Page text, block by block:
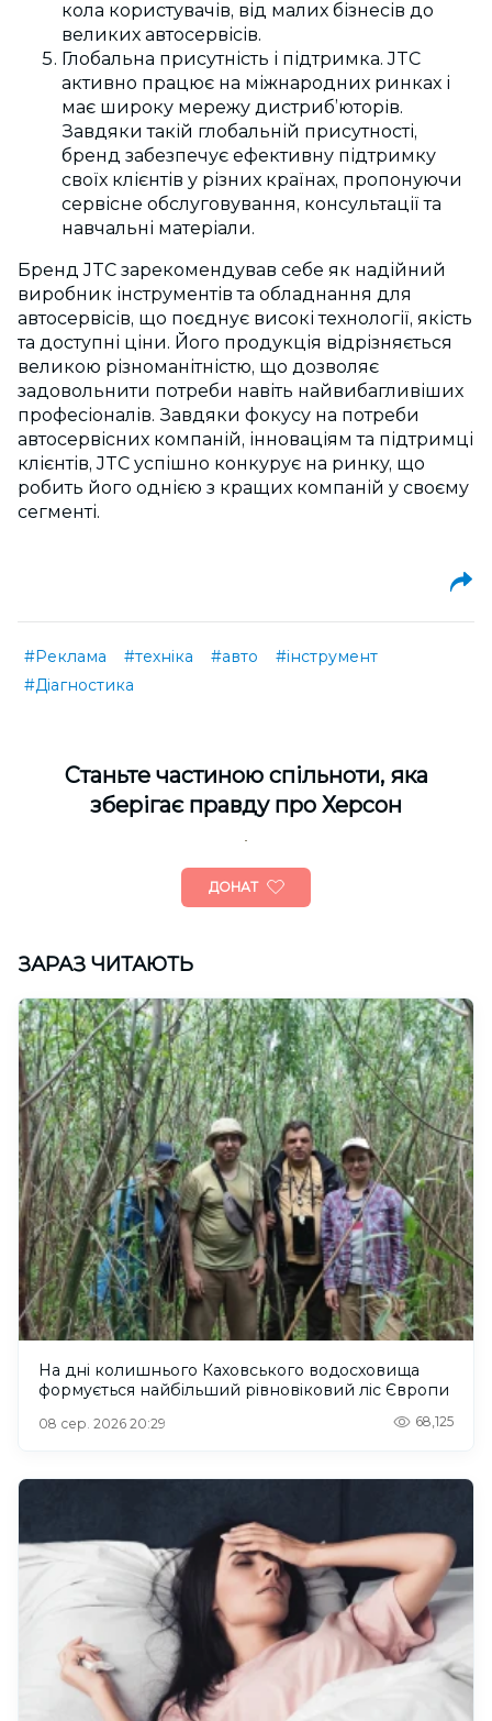
кола користувачів, від малих бізнесів до
великих автосервісів.
Глобальна присутність і підтримка. JTC
активно працює на міжнародних ринках і
має широку мережу дистриб’юторів.
Завдяки такій глобальній присутності,
бренд забезпечує ефективну підтримку
своїх клієнтів у різних країнах, пропонуючи
сервісне обслуговування, консультації та
навчальні матеріали.
Бренд JTC зарекомендував себе як надійний
виробник інструментів та обладнання для
автосервісів, що поєднує високі технології, якість
та доступні ціни. Його продукція відрізняється
великою різноманітністю, що дозволяє
задовольнити потреби навіть найвибагливіших
професіоналів. Завдяки фокусу на потреби
автосервісних компаній, інноваціям та підтримці
клієнтів, JTC успішно конкурує на ринку, що
робить його однією з кращих компаній у своєму
сегменті.
#Реклама #техніка #авто
#інструмент
#Діагностика
Cтаньте частиною спільноти, яка
зберігає правду про Херсон
ДОНАТ
ЗАРАЗ ЧИТАЮТЬ
На дні колишнього Каховського водосховища
формується найбільший рівновіковий ліс Європи
08 сер. 2026 20:29 68,125